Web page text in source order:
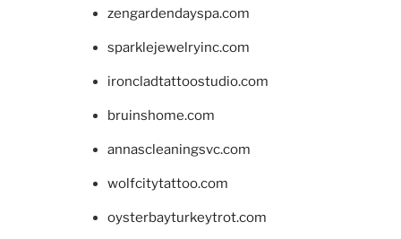
zengardendayspa.com
sparklejewelryinc.com
ironcladtattoostudio.com
bruinshome.com
annascleaningsvc.com
wolfcitytattoo.com
oysterbayturkeytrot.com